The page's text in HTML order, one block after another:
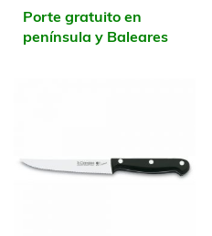
Porte gratuito en
península y Baleares